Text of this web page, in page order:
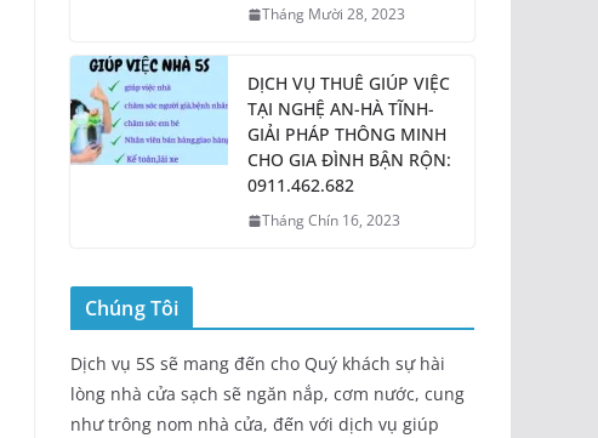
Tháng Mười 28, 2023
DỊCH VỤ THUÊ GIÚP VIỆC
TẠI NGHỆ AN-HÀ TĨNH-
GIẢI PHÁP THÔNG MINH
CHO GIA ĐÌNH BẬN RỘN:
0911.462.682
Tháng Chín 16, 2023
Chúng Tôi
Dịch vụ 5S sẽ mang đến cho Quý khách sự hài
lòng nhà cửa sạch sẽ ngăn nắp, cơm nước, cung
như trông nom nhà cửa, đến với dịch vụ giúp